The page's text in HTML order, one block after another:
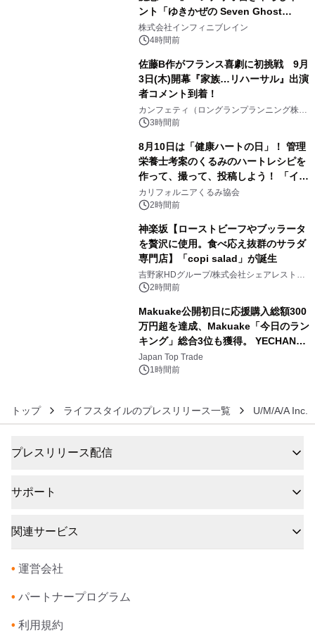
ント「ゆきかぜの Seven Ghost
Stories」特設サイト＆特別動画を公
開！
株式会社インフィニブレイン
4時間前
佐藤B作がフランス喜劇に初挑戦 9月
3日(木)開幕『家族…リハーサル』出演
者コメント到着！
カンフェティ（ロングランプランニング株式
会社）
3時間前
8月10日は「健康ハートの日」！ 管理
栄養士考案のくるみのハートレシピを
作って、撮って、投稿しよう！ 「イン
スタグラムフォトコンテスト」 8月
10日(月)よりスタート
カリフォルニアくるみ協会
2時間前
神楽坂【ローストビーフやブッラータ
を贅沢に使用。食べ応え抜群のサラダ
専門店】「copi salad」が誕生
吉野家HDグループ/株式会社シェアレストラ
ン 2時間前
Makuake公開初日に応援購入総額300
万円超を達成、Makuake「今日のラン
キング」総合3位も獲得。 YECHAN音
浴シンギングボウル第2弾の大型サイ
ズ（XL・2XL・3XL）を先行販売中
Japan Top Trade
1時間前
トップ ライフスタイルのプレスリリース一覧 U/M/A/A Inc.
プレスリリース配信
サポート
関連サービス
• 運営会社
• パートナープログラム
• 利用規約